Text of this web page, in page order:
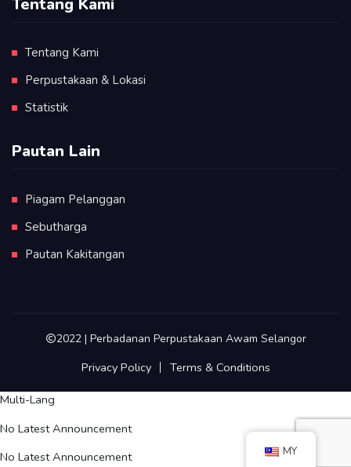
Tentang Kami
Perpustakaan & Lokasi
Statistik
Pautan Lain
Piagam Pelanggan
Sebutharga
Pautan Kakitangan
2022 | Perbadanan Perpustakaan Awam Selangor
Privacy Policy Terms & Conditions
MY
Multi-Lang
No Latest Announcement
No Latest Announcement